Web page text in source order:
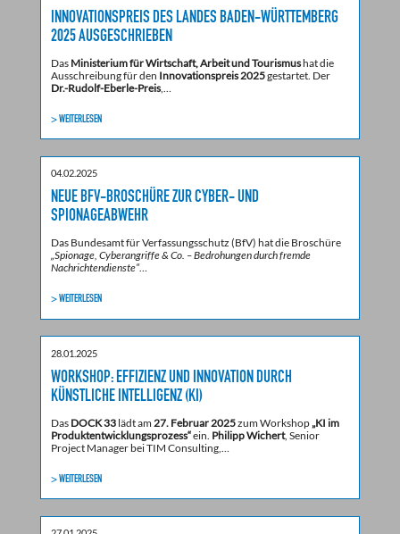
INNOVATIONSPREIS DES LANDES BADEN-WÜRTTEMBERG
2025 AUSGESCHRIEBEN
Das Ministerium für Wirtschaft, Arbeit und Tourismushat die
Ausschreibung für den Innovationspreis 2025gestartet. Der
Dr.-Rudolf-Eberle-Preis,…
> WEITERLESEN
04.02.2025
NEUE BFV-BROSCHÜRE ZUR CYBER- UND
SPIONAGEABWEHR
Das Bundesamt für Verfassungsschutz (BfV) hat die Broschüre
„Spionage, Cyberangriffe & Co. – Bedrohungen durch fremde
Nachrichtendienste“…
> WEITERLESEN
28.01.2025
WORKSHOP: EFFIZIENZ UND INNOVATION DURCH
KÜNSTLICHE INTELLIGENZ (KI)
Das DOCK 33 lädt am 27. Februar 2025zum Workshop „KI im
Produktentwicklungsprozess“ein. Philipp Wichert, Senior
Project Manager bei TIM Consulting,…
> WEITERLESEN